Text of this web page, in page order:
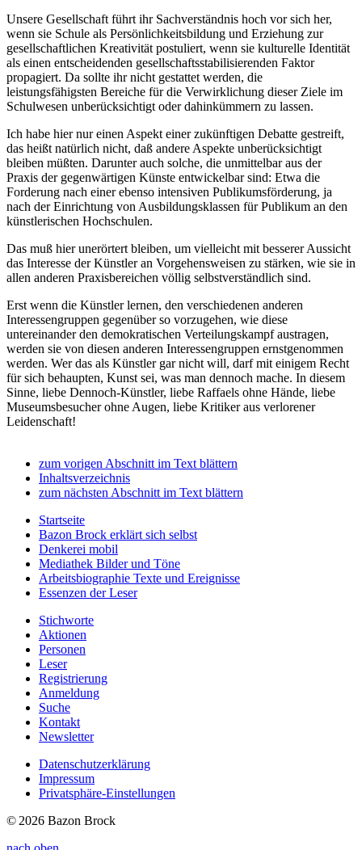
Unsere Gesellschaft führt ihr Sachverständnis hoch vor sich her,
wenn sie Schule als Persönlichkeitsbildung und Erziehung zur
gesellschaftlichen Kreativität postuliert, wenn sie kulturelle Identität
als einen entscheidenden gesellschaftsstabilisierenden Faktor
propagiert. Da sollte ihr nicht gestattet werden, die
leistungsfähigsten Bereiche für die Verwirklichung dieser Ziele im
Schulwesen unberücksichtigt oder dahinkümmern zu lassen.
Ich habe hier nur einen Aspekt einer zukünftigen Debatte gestreift,
das heißt natürlich nicht, daß andere Aspekte unberücksichtigt
bleiben müßten. Darunter auch solche, die unmittelbar aus der
Praxis der gegenwärtigen Künste entwickelbar sind: Etwa die
Forderung nach einer ebenso intensiven Publikumsförderung, ja
nach der Einrichtung von Ausbildungsklassen für Publikum an den
künstlerischen Hochschulen.
Das muß hier unerörtert bleiben, um vielleicht mit besserer Aussicht
das Interesse der Künstler an Vorgehensweisen zu stärken, wie sie in
allen anderen Praxisbereichen völlig selbstverständlich sind.
Erst wenn die Künstler lernen, den verschiedenen anderen
Interessengruppen gegenüber so vorzugehen, wie diese
untereinander den demokratischen Verteilungskampf austragen,
werden sie von diesen anderen Interessengruppen ernstgenommen
werden. Wer das als Künstler gar nicht will, darf mit einigem Recht
für sich behaupten, Kunst sei, was man dennoch mache. In diesem
Sinne, liebe Dennoch-Künstler, liebe Raffaels ohne Hände, liebe
Museumsbesucher ohne Augen, liebe Kritiker aus verlorener
Leidenschaft!
zum vorigen Abschnitt im Text blättern
Inhaltsverzeichnis
zum nächsten Abschnitt im Text blättern
Startseite
Bazon Brock erklärt sich selbst
Denkerei mobil
Mediathek Bilder und Töne
Arbeitsbiographie Texte und Ereignisse
Essenzen der Leser
Stichworte
Aktionen
Personen
Leser
Registrierung
Anmeldung
Suche
Kontakt
Newsletter
Datenschutzerklärung
Impressum
Privatsphäre-Einstellungen
© 2026 Bazon Brock